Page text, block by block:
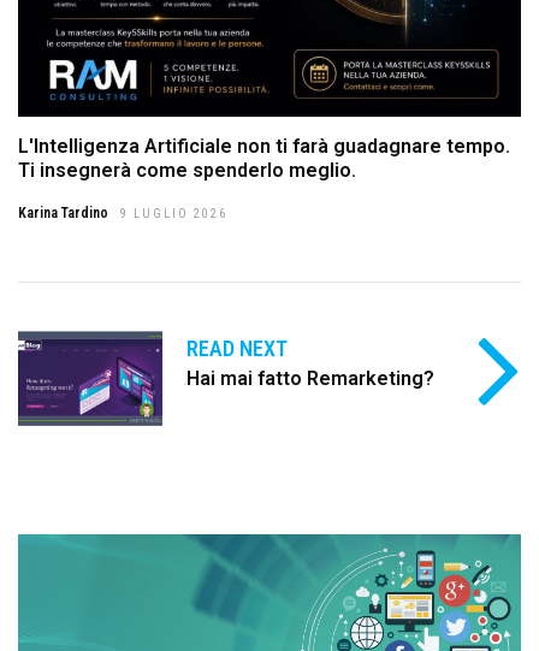
L'Intelligenza Artificiale non ti farà guadagnare tempo.
Ti insegnerà come spenderlo meglio.
Karina Tardino 9 LUGLIO 2026
READ NEXT
Hai mai fatto Remarketing?